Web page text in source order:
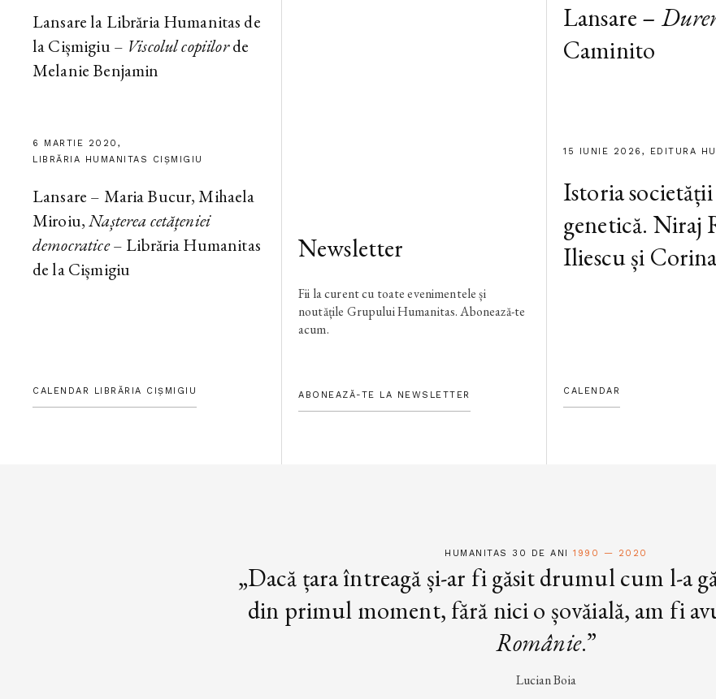
Lansare –
Caminito
15 IUNIE 2026, EDITURA
Istoria
genetică. Niraj
Iliescu și
CALENDAR
Lansare la Librăria Humanitas de
la Cișmigiu – Viscolul copiilorde
Melanie Benjamin
6 MARTIE 2020,
LIBRĂRIA HUMANITAS CIȘMIGIU
Lansare – Maria Bucur, Mihaela
Miroiu,Nașterea cetățeniei
democratice– Librăria Humanitas
de la Cișmigiu
CALENDAR LIBRĂRIA CIȘMIGIU
Newsletter
Fii la curent cu toate evenimentele și
noutățile Grupului Humanitas. Abonează-te
acum.
ABONEAZĂ-TE LA NEWSLETTER
HUMANITAS 30 DE ANI1990 — 2020
„Dacă țara întreagă și-ar fi găsit drumul cum l-a
din primul moment, fără nici o șovăială, am fi
Românie.”
Lucian Boia